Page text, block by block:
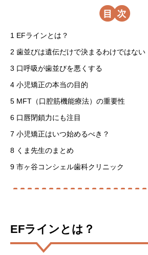
1 EFラインとは？
2 歯並びは遺伝だけで決まるわけではない
3 口呼吸が歯並びを悪くする
4 小児矯正の本当の目的
5 MFT（口腔筋機能療法）の重要性
6 口唇閉鎖力にも注目
7 小児矯正はいつ始めるべき？
8 くま先生のまとめ
9 市ヶ谷コンシェル歯科クリニック
EFラインとは？